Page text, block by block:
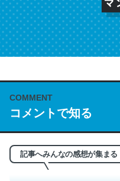
COMMENT
コメントで知る
記事へみんなの感想が集まる
これは名文。彼はとても
う。英語少しでも読める
れ好き。Let’s Fucking
─今のこの状況が信じられる